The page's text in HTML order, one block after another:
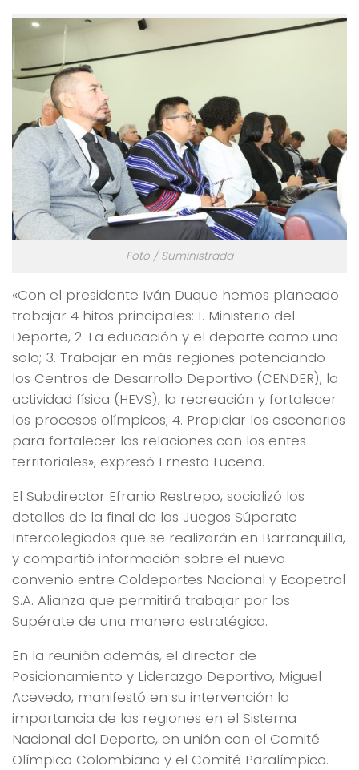
Foto / Suministrada
«Con el presidente Iván Duque hemos planeado
trabajar 4 hitos principales: 1. Ministerio del
Deporte, 2. La educación y el deporte como uno
solo; 3. Trabajar en más regiones potenciando
los Centros de Desarrollo Deportivo (CENDER), la
actividad física (HEVS), la recreación y fortalecer
los procesos olímpicos; 4. Propiciar los escenarios
para fortalecer las relaciones con los entes
territoriales», expresó Ernesto Lucena.
El Subdirector Efranio Restrepo, socializó los
detalles de la final de los Juegos Súperate
Intercolegiados que se realizarán en Barranquilla,
y compartió información sobre el nuevo
convenio entre Coldeportes Nacional y Ecopetrol
S.A. Alianza que permitirá trabajar por los
Supérate de una manera estratégica.
En la reunión además, el director de
Posicionamiento y Liderazgo Deportivo, Miguel
Acevedo, manifestó en su intervención la
importancia de las regiones en el Sistema
Nacional del Deporte, en unión con el Comité
Olímpico Colombiano y el Comité Paralímpico.